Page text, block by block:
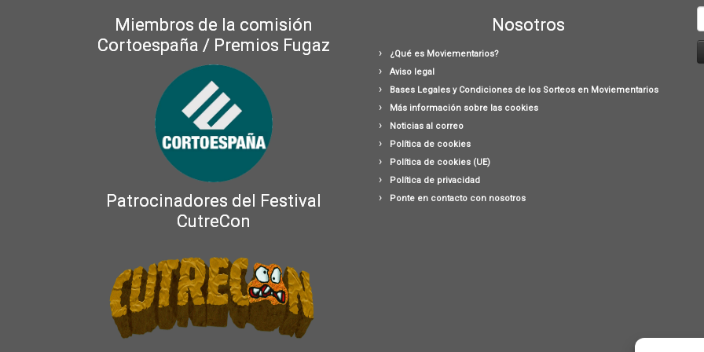
Miembros de la comisión
Cortoespaña / Premios Fugaz
Patrocinadores del Festival
CutreCon
Nosotros
¿Qué es Moviementarios?
Aviso legal
Bases Legales y Condiciones de los Sorteos en Moviementarios
Más información sobre las cookies
Noticias al correo
Política de cookies
Política de cookies (UE)
Política de privacidad
Ponte en contacto con nosotros